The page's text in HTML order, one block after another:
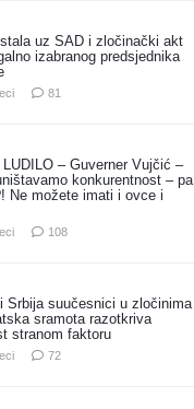
uz SAD i zločinački akt
izabranog predsjednika
81
LUDILO – Guverner Vujčić –
konkurentnost – pa
Ne možete imati i ovce i
108komentara
Srbija suučesnici u zločinima
sramota razotkriva
stranom faktoru
72komentara